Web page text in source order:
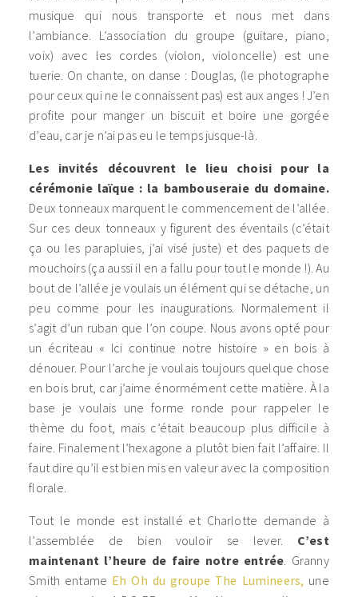
musique qui nous transporte et nous met dans
l’ambiance. L’association du groupe (guitare, piano,
voix) avec les cordes (violon, violoncelle) est une
tuerie. On chante, on danse : Douglas, (le photographe
pour ceux qui ne le connaissent pas) est aux anges ! J’en
profite pour manger un biscuit et boire une gorgée
d’eau, car je n’ai pas eu le temps jusque-là.
Les invités découvrent le lieu choisi pour la
cérémonie laïque : la bambouseraie du domaine.
Deux tonneaux marquent le commencement de l’allée.
Sur ces deux tonneaux y figurent des éventails (c’était
ça ou les parapluies, j’ai visé juste) et des paquets de
mouchoirs (ça aussi il en a fallu pour tout le monde !). Au
bout de l’allée je voulais un élément qui se détache, un
peu comme pour les inaugurations. Normalement il
s’agit d’un ruban que l’on coupe. Nous avons opté pour
un écriteau « Ici continue notre histoire » en bois à
dénouer. Pour l’arche je voulais toujours quelque chose
en bois brut, car j’aime énormément cette matière. À la
base je voulais une forme ronde pour rappeler le
thème du foot, mais c’était beaucoup plus difficile à
faire. Finalement l’hexagone a plutôt bien fait l’affaire. Il
faut dire qu’il est bien mis en valeur avec la composition
florale.
Tout le monde est installé et Charlotte demande à
l’assemblée de bien vouloir se lever. C’est
maintenant l’heure de faire notre entrée . Granny
Smith entame Eh Oh du groupe The Lumineers, une